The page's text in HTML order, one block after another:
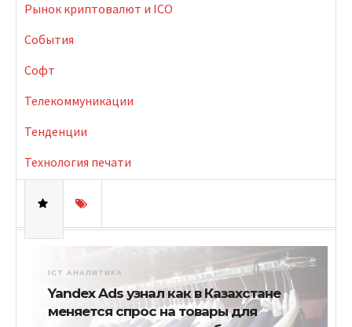
Рынок криптовалют и ICO
События
Софт
Телекоммуникации
Тенденции
Технология печати
ICT АНАЛИТИКА
Yandex Ads узнал как в Казахстане
меняется спрос на товары для